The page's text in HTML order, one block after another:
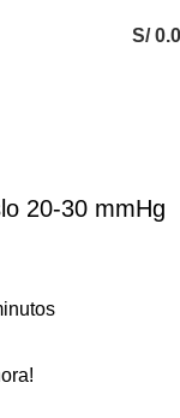
S/
20-30 mmHg